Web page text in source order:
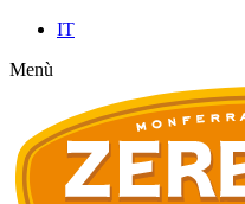
IT
Menù